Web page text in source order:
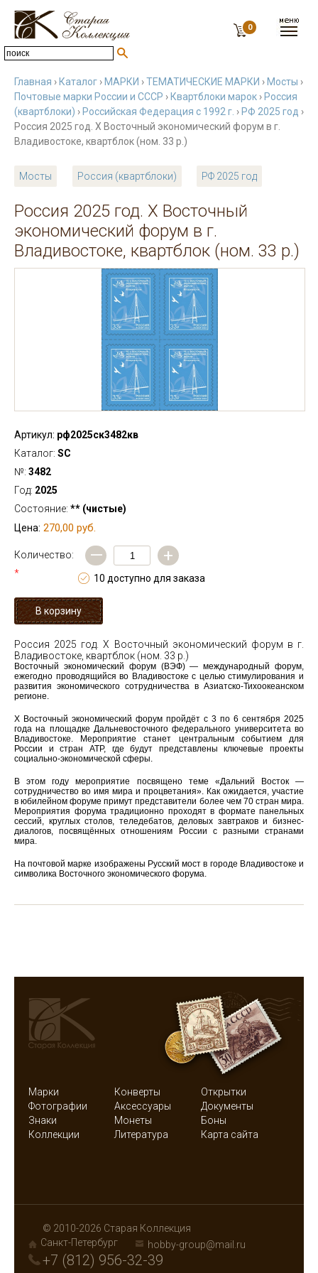
0
Главная › Каталог › МАРКИ ›ТЕМАТИЧЕСКИЕ МАРКИ › Мосты ›
Почтовые марки России и СССР › Квартблоки марок › Россия
(квартблоки) › Российская Федерация с 1992 г. › РФ 2025 год ›
Россия 2025 год. X Восточный экономический форум в г.
Владивостоке, квартблок (ном. 33 р.)
Мосты Россия (квартблоки) РФ 2025 год
Россия 2025 год. X Восточный
экономический форум в г.
Владивостоке, квартблок (ном. 33 р.)
Артикул: рф2025ск3482кв
Каталог: SC
№: 3482
Год: 2025
Состояние: ** (чистые)
Цена: 270,00 руб.
Количество:
*
— +
10 доступно для заказа
Россия 2025 год. X Восточный экономический форум в г.
Владивостоке, квартблок (ном. 33 р.)
Восточный экономический форум (ВЭФ) — международный форум,
ежегодно проводящийся во Владивостоке с целью стимулирования и
развития экономического сотрудничества в Азиатско-Тихоокеанском
регионе.
X Восточный экономический форум пройдёт с 3 по 6 сентября 2025
года на площадке Дальневосточного федерального университета во
Владивостоке. Мероприятие станет центральным событием для
России и стран АТР, где будут представлены ключевые проекты
социально-экономической сферы.
В этом году мероприятие посвящено теме «Дальний Восток —
сотрудничество во имя мира и процветания». Как ожидается, участие
в юбилейном форуме примут представители более чем 70 стран мира.
Мероприятия форума традиционно проходят в формате панельных
сессий, круглых столов, теледебатов, деловых завтраков и бизнес-
диалогов, посвящённых отношениям России с разными странами
мира.
На почтовой марке изображены Русский мост в городе Владивостоке и
символика Восточного экономического форума.
Марки Конверты
Открытки
Фотографии
Аксессуары
Документы
Знаки
Монеты
Боны
Коллекции
Литература Карта сайта
© 2010-2026 Старая Коллекция
Санкт-Петербург
hobby-group@mail.ru
+7 (812) 956-32-39